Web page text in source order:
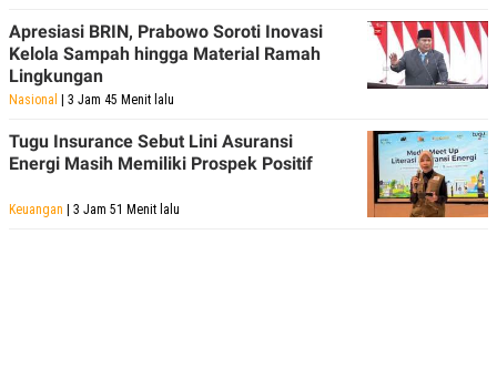
Apresiasi BRIN, Prabowo Soroti Inovasi
Kelola Sampah hingga Material Ramah
Lingkungan
Nasional | 3 Jam 45 Menit lalu
Tugu Insurance Sebut Lini Asuransi
Energi Masih Memiliki Prospek Positif
Keuangan | 3 Jam 51 Menit lalu